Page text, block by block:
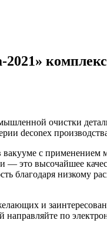
очистки
deconex
с
это высочайшее
благодаря низкому
и
по